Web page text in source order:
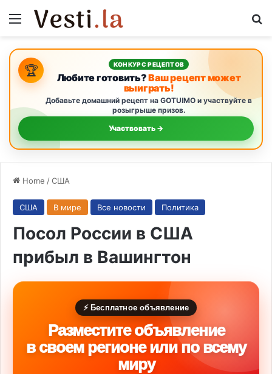
Menu
🏆 КОНКУРС РЕЦЕПТОВ
Любите готовить?Ваш рецепт может
выиграть!
Добавьте домашний рецепт на GOTUIMO и участвуйте в
розыгрыше призов.
Участвовать →
Home /США
США В мире Все новости Политика
Посол России в США
прибыл в Вашингтон
⚡ Бесплатное объявление
Разместите объявление
в своем регионе или по всему
миру